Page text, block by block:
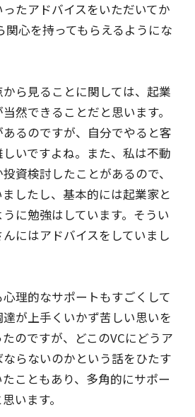
たアドバイスをいただいてか
関心を持ってもらえるようにな
から見ることに関しては、起業
然できることだと思います。
るのですが、自分でやると客
いですよね。また、私は不動
資検討したことがあるので、
したし、基本的には起業家と
に勉強はしています。そうい
にはアドバイスをしていまし
心理的なサポートもすごくして
が上手くいかず苦しい思いを
のですが、どこのVCにどうア
らないのかという話をひたす
こともあり、多角的にサポー
います。